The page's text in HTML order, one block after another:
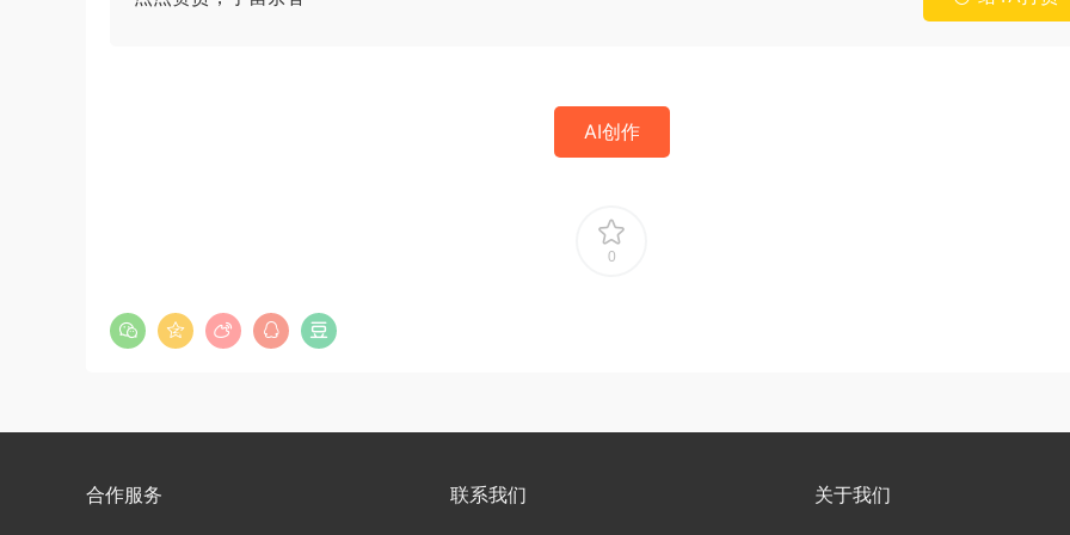
AI创作
0
合作服务 联系我们 关于我们